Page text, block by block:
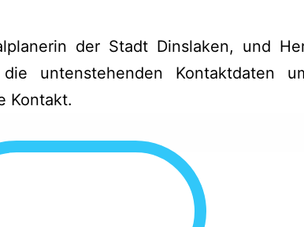
der Stadt Dinslaken, und
untenstehenden Kontaktdaten
Kontakt.